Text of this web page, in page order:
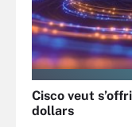
Cisco veut
dollars